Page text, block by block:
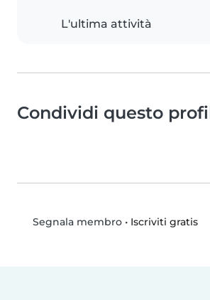
L'ultima attività
Condividi questo
Segnala membro• Iscriviti gratis